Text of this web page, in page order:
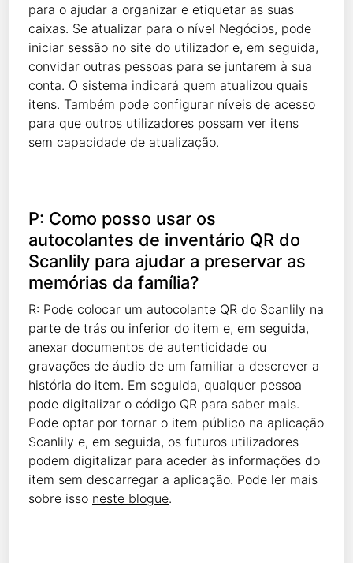
para o ajudar a organizar e etiquetar as suas
caixas. Se atualizar para o nível Negócios, pode
iniciar sessão no site do utilizador e, em seguida,
convidar outras pessoas para se juntarem à sua
conta. O sistema indicará quem atualizou quais
itens. Também pode configurar níveis de acesso
para que outros utilizadores possam ver itens
sem capacidade de atualização.
P: Como posso usar os
autocolantes de inventário QR do
Scanlily para ajudar a preservar as
memórias da família?
R: Pode colocar um autocolante QR do Scanlily na
parte de trás ou inferior do item e, em seguida,
anexar documentos de autenticidade ou
gravações de áudio de um familiar a descrever a
história do item. Em seguida, qualquer pessoa
pode digitalizar o código QR para saber mais.
Pode optar por tornar o item público na aplicação
Scanlily e, em seguida, os futuros utilizadores
podem digitalizar para aceder às informações do
item sem descarregar a aplicação. Pode ler mais
sobre isso neste blogue.